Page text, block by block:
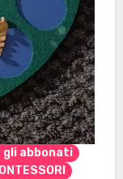
gli abbonati